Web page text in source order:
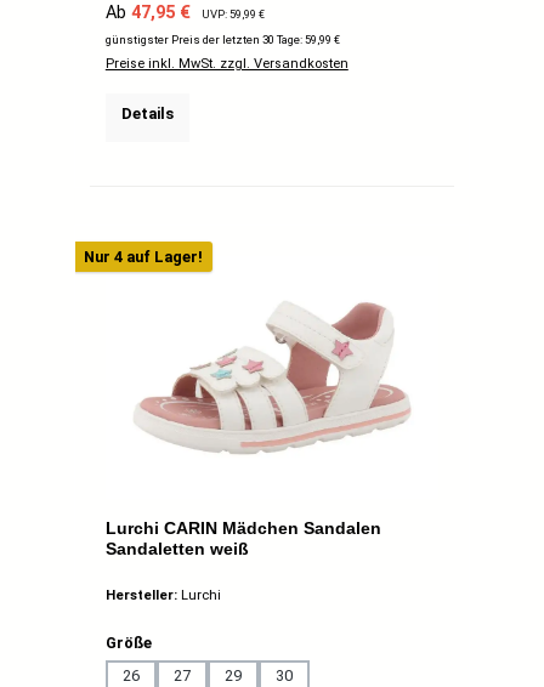
Verkaufspreis:
Ab 47,95 € Regulärer Preis:
UVP: 59,99 €
günstigster Preis der letzten 30 Tage: 59,99 €
Preise inkl. MwSt. zzgl. Versandkosten
Details
Nur 4 auf Lager!
Lurchi CARIN Mädchen Sandalen
Sandaletten weiß
Hersteller: Lurchi
Größeauswählen
26
27 29 30